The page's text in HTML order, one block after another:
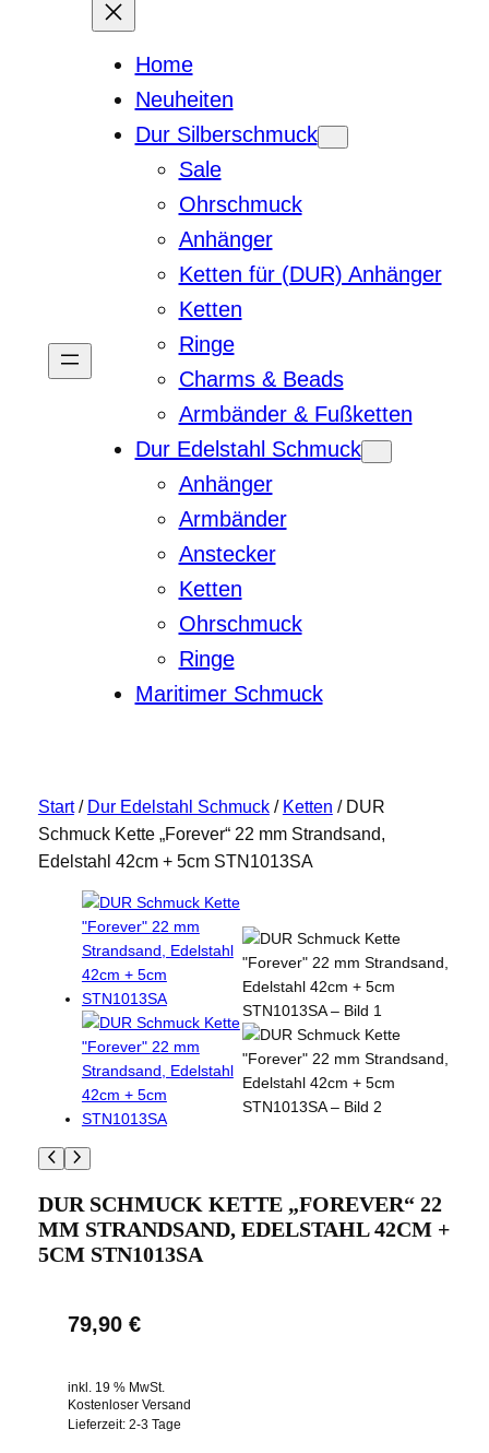
Home
Neuheiten
Dur Silberschmuck
Sale
Ohrschmuck
Anhänger
Ketten für (DUR) Anhänger
Ketten
Ringe
Charms & Beads
Armbänder & Fußketten
Dur Edelstahl Schmuck
Anhänger
Armbänder
Anstecker
Ketten
Ohrschmuck
Ringe
Maritimer Schmuck
Start/ Dur Edelstahl Schmuck/ Ketten / DUR
Schmuck Kette „Forever“ 22 mm Strandsand,
Edelstahl 42cm + 5cm STN1013SA
DUR SCHMUCK KETTE „FOREVER“ 22
MM STRANDSAND, EDELSTAHL 42CM +
5CM STN1013SA
79,90 €
inkl. 19 % MwSt.
Kostenloser Versand
Lieferzeit: 2-3 Tage